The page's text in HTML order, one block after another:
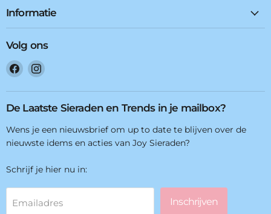
Informatie
Volg ons
Vind
ons
op
Facebook
Vind
op
Instagram
De Laatste Sieraden en Trends in je mailbox?
Wens je een nieuwsbrief om up to date te blijven over de
nieuwste idems en acties van Joy Sieraden?
Schrijf je hier nu in:
Emailadres Inschrijven